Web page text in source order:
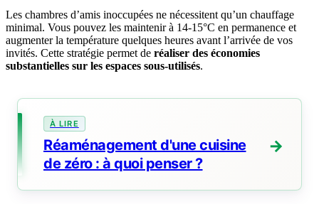
Les chambres d’amis inoccupées ne nécessitent qu’un chauffage
minimal. Vous pouvez les maintenir à 14-15°C en permanence et
augmenter la température quelques heures avant l’arrivée de vos
invités. Cette stratégie permet de réaliser des économies
substantielles sur les espaces sous-utilisés.
Réaménagement d'une cuisine
de zéro : à quoi penser ?